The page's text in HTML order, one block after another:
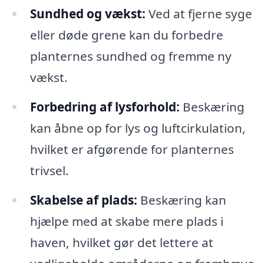
Sundhed og vækst: Ved at fjerne syge
eller døde grene kan du forbedre
planternes sundhed og fremme ny
vækst.
Forbedring af lysforhold: Beskæring
kan åbne op for lys og luftcirkulation,
hvilket er afgørende for planternes
trivsel.
Skabelse af plads: Beskæring kan
hjælpe med at skabe mere plads i
haven, hvilket gør det lettere at